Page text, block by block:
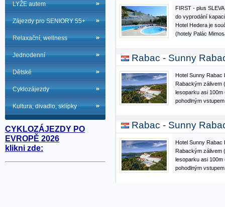
LYŽE autem
Zájezdy pro SENIORY 55+
Relaxační, wellness
Jednodenní
Dětské
Cyklozájezdy
Kultura, divadlo, sklípky
CYKLOZÁJEZDY PO
EVROPĚ 2026
klikni zde:
FIRST - plus
do vyprodání
Hotel Hedera je
(hotely Palác
Hotel je obklopen
oblázkové pláže…
Rabac - Sunny
Hotel Sunny Rabac
Rabackým zálivem
lesoparku asi
pohodlným
záliv i chládek a
nabízí pohodlný…
Rabac - Sunny
Hotel Sunny Rabac
Rabackým zálivem
lesoparku asi
pohodlným